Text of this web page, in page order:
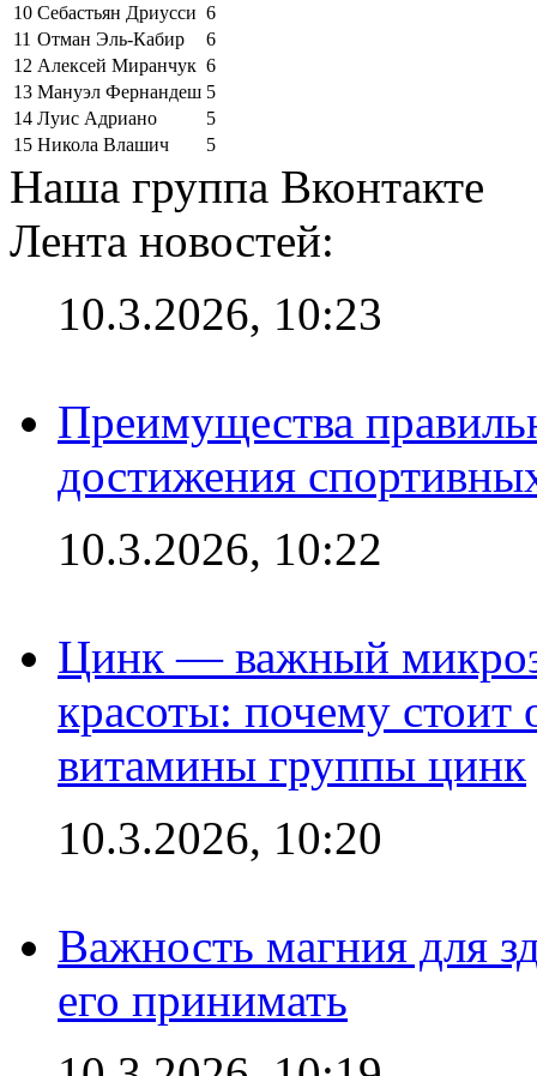
10 Себастьян Дриусси 6
11 Отман Эль-Кабир
6
12 Алексей Миранчук 6
13 Мануэл Фернандеш 5
14 Луис Адриано
5
15 Никола Влашич 5
Наша группа Вконтакте
Лента новостей:
10.3.2026, 10:23
Преимущества
достижения
10.3.2026, 10:22
Цинк — важный
красоты: почему стоит
витамины группы цинк
10.3.2026, 10:20
Важность магния для
его принимать